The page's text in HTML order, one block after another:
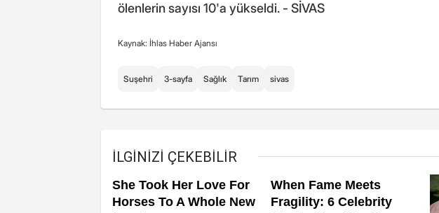
ölenlerin sayısı 10'a yükseldi. - SİVAS
Kaynak: İhlas Haber Ajansı
Suşehri 3-sayfa Sağlık Tarım sivas